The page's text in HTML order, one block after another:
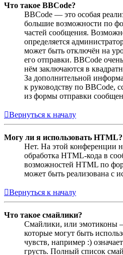
Что такое BBCode?
BBCode — это особая
большие возможности по
частей сообщения.
определяется
может быть отключён на
его отправки. BBCode
нём заключаются в
За дополнительной
к руководству по BBCode,
из формы отправки
Вернуться к началу
Могу ли я использовать HTML?
Нет. На этой конференции
обработка HTML-кода в
возможностей HTML по
может быть реализована с
Вернуться к началу
Что такое смайлики?
Смайлики, или эмотиконы
которые могут быть
чувств, например :)
грусть. Полный список